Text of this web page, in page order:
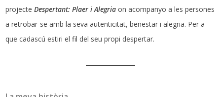
projecteDespertant: Plaer i Alegria on acompanyo a les persones
a retrobar-se amb la seva autenticitat, benestar i alegria. Per a
que cadascú estiri el fil del seu propi despertar.